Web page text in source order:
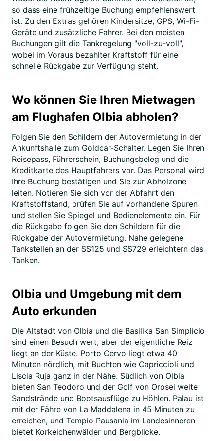
so dass eine frühzeitige Buchung empfehlenswert
ist. Zu den Extras gehören Kindersitze, GPS, Wi-Fi-
Geräte und zusätzliche Fahrer. Bei den meisten
Buchungen gilt die Tankregelung "voll-zu-voll",
wobei im Voraus bezahlter Kraftstoff für eine
schnelle Rückgabe zur Verfügung steht.
Wo können Sie Ihren Mietwagen
am Flughafen Olbia abholen?
Folgen Sie den Schildern der Autovermietung in der
Ankunftshalle zum Goldcar-Schalter. Legen Sie Ihren
Reisepass, Führerschein, Buchungsbeleg und die
Kreditkarte des Hauptfahrers vor. Das Personal wird
Ihre Buchung bestätigen und Sie zur Abholzone
leiten. Notieren Sie sich vor der Abfahrt den
Kraftstoffstand, prüfen Sie auf vorhandene Spuren
und stellen Sie Spiegel und Bedienelemente ein. Für
die Rückgabe folgen Sie den Schildern für die
Rückgabe der Autovermietung. Nahe gelegene
Tankstellen an der SS125 und SS729 erleichtern das
Tanken.
Olbia und Umgebung mit dem
Auto erkunden
Die Altstadt von Olbia und die Basilika San Simplicio
sind einen Besuch wert, aber der eigentliche Reiz
liegt an der Küste. Porto Cervo liegt etwa 40
Minuten nördlich, mit Buchten wie Capriccioli und
Liscia Ruja ganz in der Nähe. Südlich von Olbia
bieten San Teodoro und der Golf von Orosei weite
Sandstrände und Bootsausflüge zu Höhlen. Palau ist
mit der Fähre von La Maddalena in 45 Minuten zu
erreichen, und Tempio Pausania im Landesinneren
bietet Korkeichenwälder und Bergblicke.